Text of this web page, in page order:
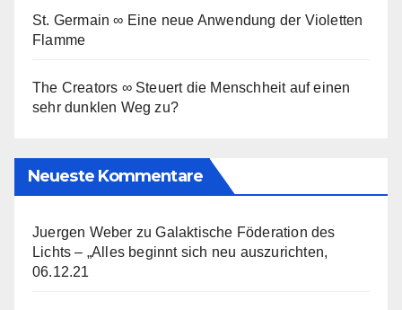
St. Germain ∞ Eine neue Anwendung der Violetten
Flamme
The Creators ∞ Steuert die Menschheit auf einen
sehr dunklen Weg zu?
Neueste Kommentare
Juergen Weber zuGalaktische Föderation des
Lichts – „Alles beginnt sich neu auszurichten,
06.12.21